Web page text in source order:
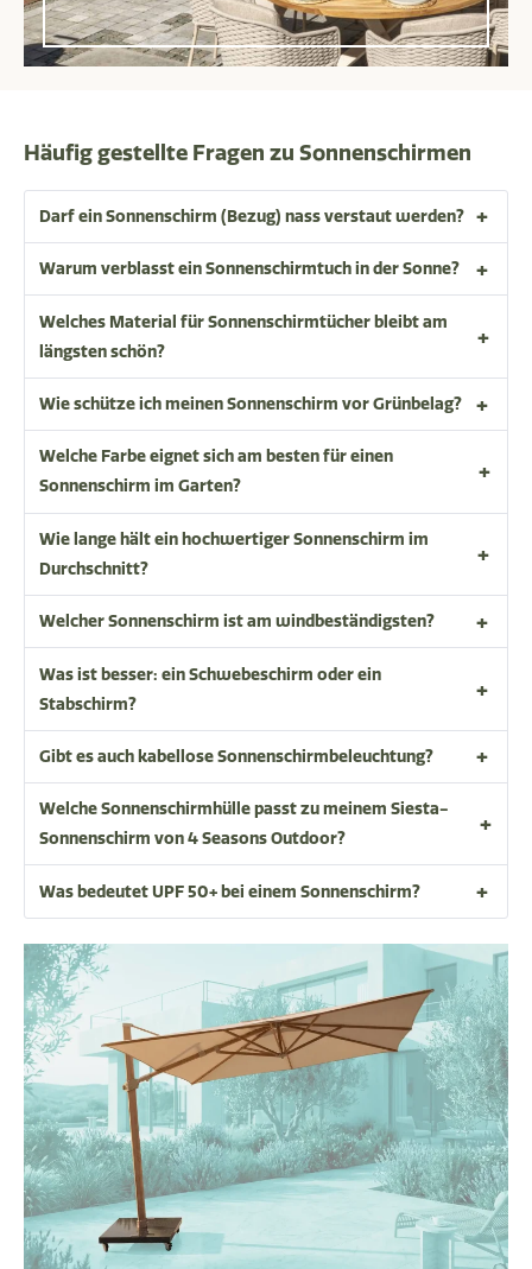
Häufig gestellte Fragen zu Sonnenschirmen
Darf ein Sonnenschirm (Bezug) nass verstaut werden?
Warum verblasst ein Sonnenschirmtuch in der Sonne?
Welches Material für Sonnenschirmtücher bleibt am
längsten schön?
Wie schütze ich meinen Sonnenschirm vor Grünbelag?
Welche Farbe eignet sich am besten für einen
Sonnenschirm im Garten?
Wie lange hält ein hochwertiger Sonnenschirm im
Durchschnitt?
Welcher Sonnenschirm ist am windbeständigsten?
Was ist besser: ein Schwebeschirm oder ein
Stabschirm?
Gibt es auch kabellose Sonnenschirmbeleuchtung?
Welche Sonnenschirmhülle passt zu meinem Siesta-
Sonnenschirm von 4 Seasons Outdoor?
Was bedeutet UPF 50+ bei einem Sonnenschirm?